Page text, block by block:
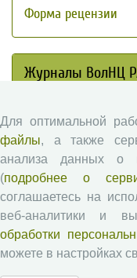
Форма рецензии
Журналы ВолНЦ
Экономические и
Проблемы
Вопросы
Социальное
Юный экономист
АгроЗооТехника
Для оптимальной
файлы, а также
анализа данных о
(подробнее о
соглашаетесь на
веб-аналитики и
обработки
можете в настройках